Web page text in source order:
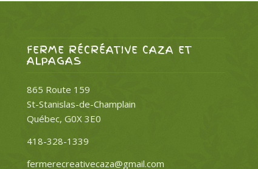
FERME RÉCRÉATIVE CAZA ET
ALPAGAS
865 Route 159
St-Stanislas-de-Champlain
Québec, G0X 3E0
418-328-1339
fermerecreativecaza@gmail.com